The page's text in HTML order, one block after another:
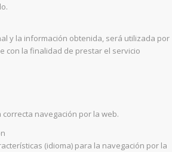
y la información obtenida, será utilizada por
con la finalidad de prestar el servicio
navegación por la web.
(idioma) para la navegación por la